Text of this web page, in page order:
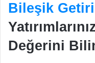
Bileşik
Değerini